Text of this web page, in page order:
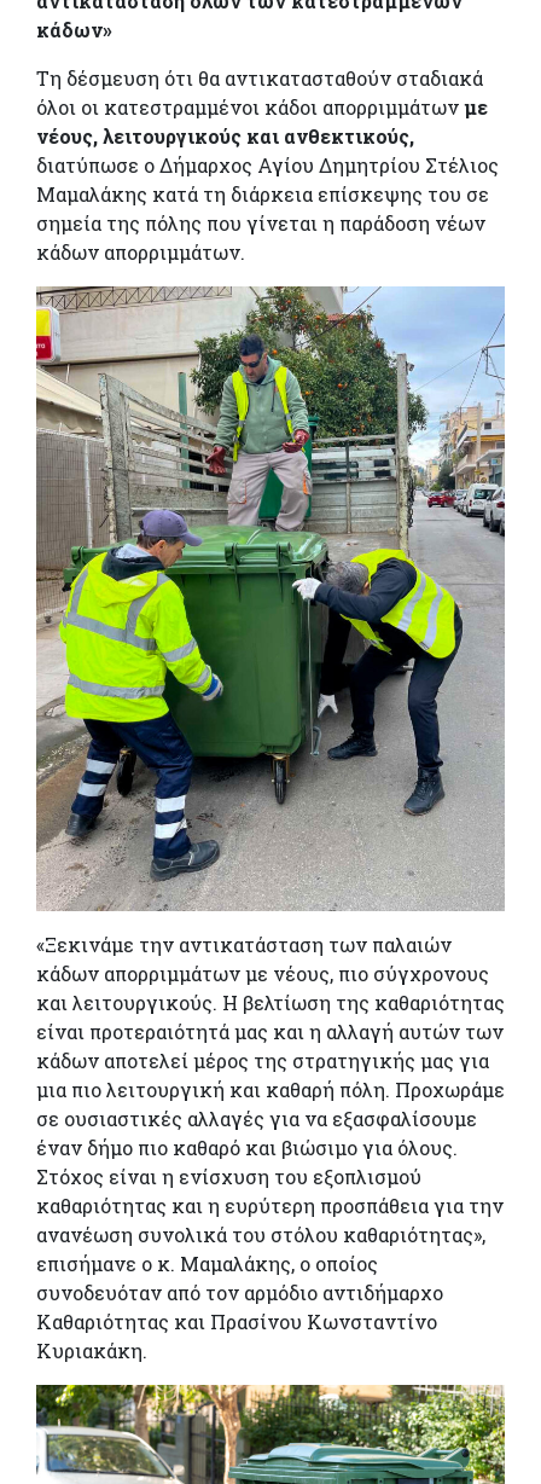
κάδων»
Τη δέσμευση ότι θα αντικατασταθούν σταδιακά
όλοι οι κατεστραμμένοι κάδοι απορριμμάτωνμε
νέους, λειτουργικούς και ανθεκτικούς,
διατύπωσε ο Δήμαρχος Αγίου Δημητρίου Στέλιος
Μαμαλάκης κατά τη διάρκεια επίσκεψης του σε
σημεία της πόλης που γίνεται η παράδοση νέων
κάδων απορριμμάτων.
«Ξεκινάμε την αντικατάσταση των παλαιών
κάδων απορριμμάτων με νέους, πιο σύγχρονους
και λειτουργικούς. Η βελτίωση της καθαριότητας
είναι προτεραιότητά μας και η αλλαγή αυτών των
κάδων αποτελεί μέρος της στρατηγικής μας για
μια πιο λειτουργική και καθαρή πόλη. Προχωράμε
σε ουσιαστικές αλλαγές για να εξασφαλίσουμε
έναν δήμο πιο καθαρό και βιώσιμο για όλους.
Στόχος είναι η ενίσχυση του εξοπλισμού
καθαριότητας και η ευρύτερη προσπάθεια για την
ανανέωση συνολικά του στόλου καθαριότητας»,
επισήμανε ο κ. Μαμαλάκης, ο οποίος
συνοδευόταν από τον αρμόδιο αντιδήμαρχο
Καθαριότητας και Πρασίνου Κωνσταντίνο
Κυριακάκη.